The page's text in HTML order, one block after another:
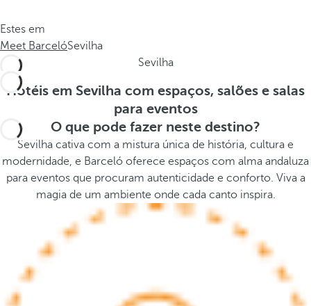
.
.
h
e
p
n
d
o
Estes em
Meet BarcelóSevilha
Sevilha
Hotéis em Sevilha com espaços, salões e salas
para eventos
O que pode fazer neste destino?
Sevilha cativa com a mistura única de história, cultura e
modernidade, e Barceló oferece espaços com alma andaluza
para eventos que procuram autenticidade e conforto. Viva a
magia de um ambiente onde cada canto inspira.